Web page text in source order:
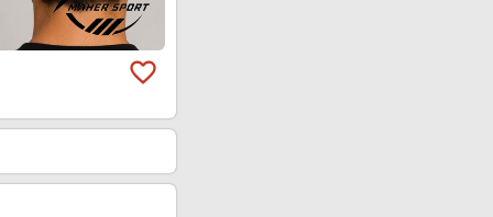
favorite_border